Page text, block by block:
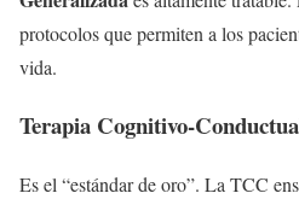
protocolos que permiten a los
vida.
Terapia Cognitivo-
Es el “estándar de oro”. La TCC